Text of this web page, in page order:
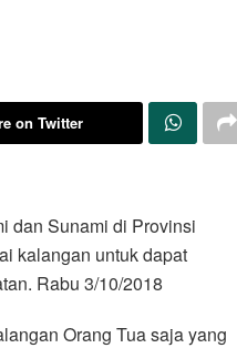
on Twitter
dan Sunami di Provinsi
kalangan untuk dapat
Rabu 3/10/2018
Orang Tua saja yang